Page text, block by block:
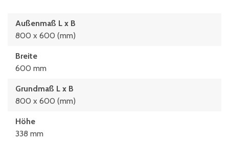
Außenmaß L x B
800 x 600 (mm)
Breite
600 mm
Grundmaß L x B
800 x 600 (mm)
Höhe
338 mm